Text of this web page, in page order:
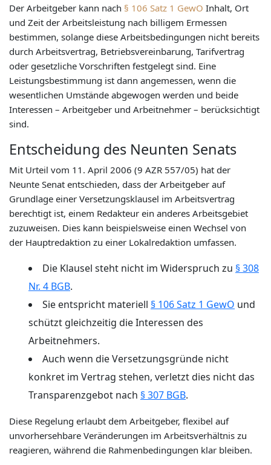
Der Arbeitgeber kann nach § 106 Satz 1 GewO Inhalt, Ort
und Zeit der Arbeitsleistung nach billigem Ermessen
bestimmen, solange diese Arbeitsbedingungen nicht bereits
durch Arbeitsvertrag, Betriebsvereinbarung, Tarifvertrag
oder gesetzliche Vorschriften festgelegt sind. Eine
Leistungsbestimmung ist dann angemessen, wenn die
wesentlichen Umstände abgewogen werden und beide
Interessen – Arbeitgeber und Arbeitnehmer – berücksichtigt
sind.
Entscheidung des Neunten Senats
Mit Urteil vom 11. April 2006 (9 AZR 557/05) hat der
Neunte Senat entschieden, dass der Arbeitgeber auf
Grundlage einer Versetzungsklausel im Arbeitsvertrag
berechtigt ist, einem Redakteur ein anderes Arbeitsgebiet
zuzuweisen. Dies kann beispielsweise einen Wechsel von
der Hauptredaktion zu einer Lokalredaktion umfassen.
Die Klausel steht nicht im Widerspruch zu § 308
Nr. 4 BGB.
Sie entspricht materiell § 106 Satz 1 GewO und
schützt gleichzeitig die Interessen des
Arbeitnehmers.
Auch wenn die Versetzungsgründe nicht
konkret im Vertrag stehen, verletzt dies nicht das
Transparenzgebot nach § 307 BGB.
Diese Regelung erlaubt dem Arbeitgeber, flexibel auf
unvorhersehbare Veränderungen im Arbeitsverhältnis zu
reagieren, während die Rahmenbedingungen klar bleiben.